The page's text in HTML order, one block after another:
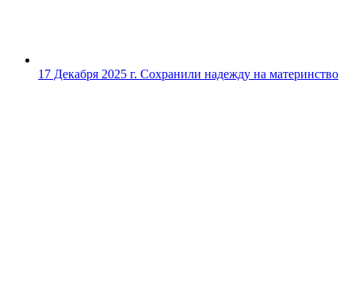
17 Декабря 2025 г. Сохранили надежду на материнство